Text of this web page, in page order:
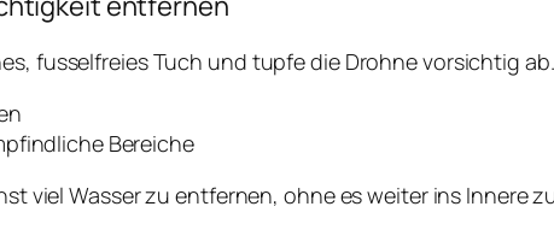
fusselfreies Tuch und tupfe die Drohne vorsichtig
Bereiche
viel Wasser zu entfernen, ohne es weiter ins Innere